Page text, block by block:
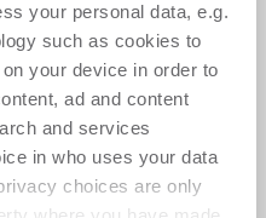
your personal data, e.g.
such as cookies to
your device in order to
ad and content
and services
in who uses your data
choices are only